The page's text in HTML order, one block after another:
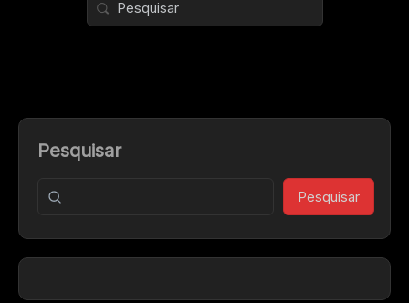
Pesquisar
Pesquisar